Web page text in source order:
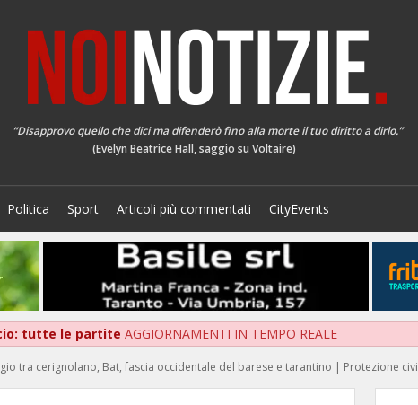
“Disapprovo quello che dici ma difenderò fino alla morte il tuo diritto a dirlo.”
(Evelyn Beatrice Hall, saggio su Voltaire)
Politica Sport Articoli più commentati CityEvents
tutte le partite AGGIORNAMENTI IN TEMPO REALE
tra cerignolano, Bat, fascia occidentale del barese e tarantino | Protezione